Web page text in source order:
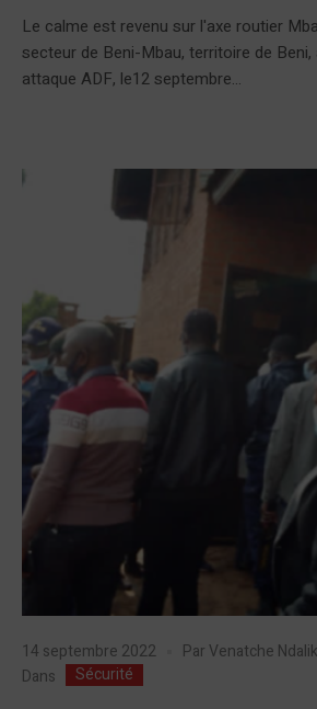
Le calme est revenu sur l'axe routier
secteur de Beni-Mbau, territoire de Beni,
attaque ADF, le12 septembre...
14 septembre 2022 Par Venatche
Dans
Sécurité